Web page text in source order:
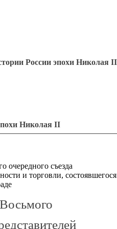
России эпохи Николая II
Николая II
очередного съезда
и торговли, состоявшегося